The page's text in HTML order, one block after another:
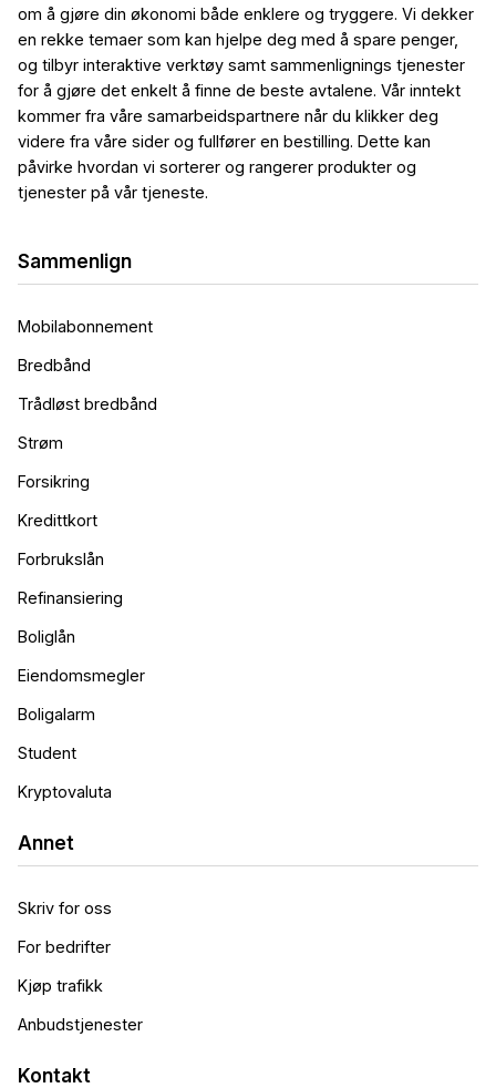
om å gjøre din økonomi både enklere og tryggere. Vi dekker
en rekke temaer som kan hjelpe deg med å spare penger,
og tilbyr interaktive verktøy samt sammenlignings tjenester
for å gjøre det enkelt å finne de beste avtalene. Vår inntekt
kommer fra våre samarbeidspartnere når du klikker deg
videre fra våre sider og fullfører en bestilling. Dette kan
påvirke hvordan vi sorterer og rangerer produkter og
tjenester på vår tjeneste.
Sammenlign
Mobilabonnement
Bredbånd
Trådløst bredbånd
Strøm
Forsikring
Kredittkort
Forbrukslån
Refinansiering
Boliglån
Eiendomsmegler
Boligalarm
Student
Kryptovaluta
Annet
Skriv for oss
For bedrifter
Kjøp trafikk
Anbudstjenester
Kontakt